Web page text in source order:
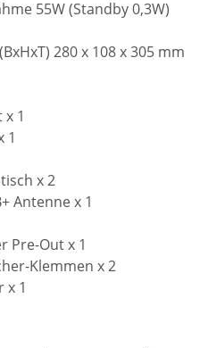
55W (Standby 0,3W)
280 x 108 x 305 mm
x 1
1
x 2
Antenne x 1
Pre-Out x 1
Klemmen x 2
x 1